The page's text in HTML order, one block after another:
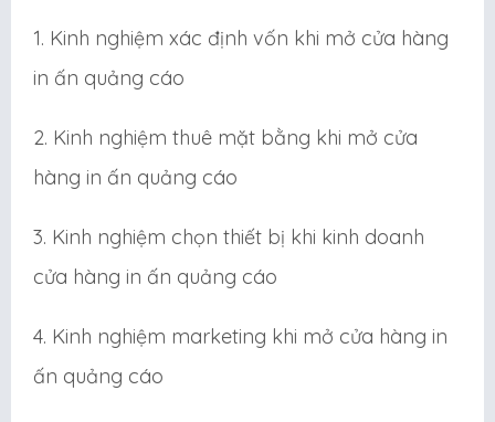
1. Kinh nghiệm xác định vốn khi mở cửa hàng
in ấn quảng cáo
2. Kinh nghiệm thuê mặt bằng khi mở cửa
hàng in ấn quảng cáo
3. Kinh nghiệm chọn thiết bị khi kinh doanh
cửa hàng in ấn quảng cáo
4. Kinh nghiệm marketing khi mở cửa hàng in
ấn quảng cáo